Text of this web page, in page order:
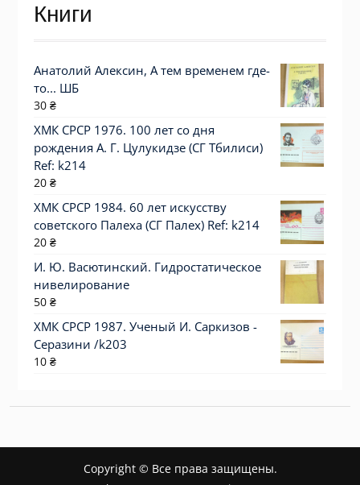
Книги
Анатолий Алексин, А тем временем где-
то... ШБ
30 ₴
ХМК СРСР 1976. 100 лет со дня
рождения А. Г. Цулукидзе (СГ Тбилиси)
Ref: k214
20 ₴
ХМК СРСР 1984. 60 лет искусству
советского Палеха (СГ Палех) Ref: k214
20 ₴
И. Ю. Васютинский. Гидростатическое
нивелирование
50 ₴
ХМК СРСР 1987. Ученый И. Саркизов -
Серазини /k203
10 ₴
Copyright © Все права защищены.